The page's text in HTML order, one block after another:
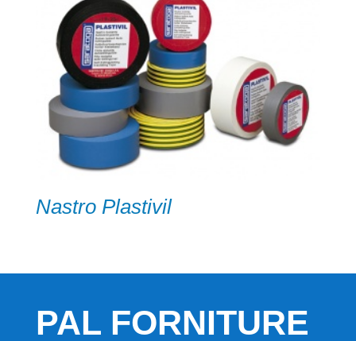
Nastro Plastivil
PAL FORNITURE